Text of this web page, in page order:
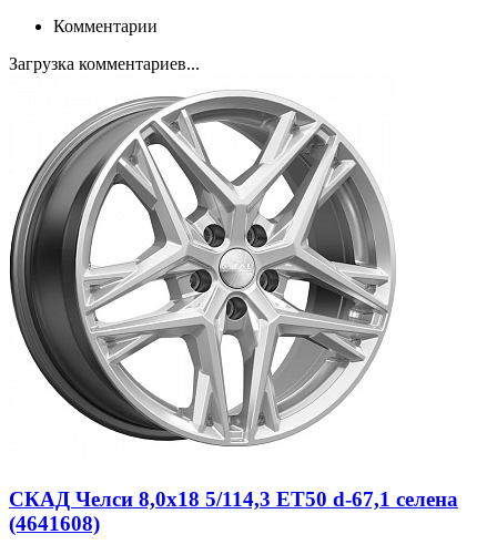
Комментарии
Загрузка комментариев...
СКАД Челси 8,0x18 5/114,3 ET50 d-67,1 селена
(4641608)